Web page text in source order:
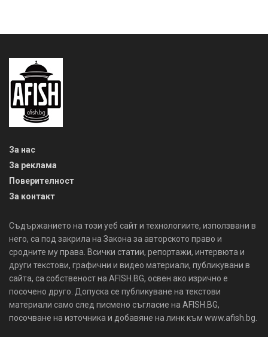
За нас
За реклама
Поверителност
За контакт
Съдържанието на този уеб сайт и технологиите, използвани в
него, са под закрила на Закона за авторското право и
сродните му права. Всички статии, репортажи, интервюта и
други текстови, графични и видео материали, публикувани в
сайта, са собственост на AFISH.BG, освен ако изрично е
посочено друго. Допуска се публикуване на текстови
материали само след писмено съгласие на AFISH.BG,
посочване на източника и добавяне на линк към www.afish.bg.